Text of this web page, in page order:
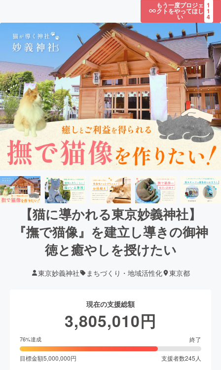
もう一度プロジェ
クトをやってほし
い
1
1
4
【猫に導かれる東京妙義神社】
『撫で猫像』を建立し導きの御神
徳と癒やしを授けたい
東京妙義神社 まちづくり・地域活性化 東京都
現在の支援総額
3,805,010円
76%達成 終了
目標金額5,000,000円 支援者数245 人